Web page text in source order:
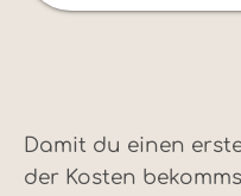
Damit du einen
der Kosten